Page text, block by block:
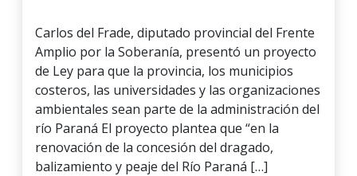
Carlos del Frade, diputado provincial del Frente
Amplio por la Soberanía, presentó un proyecto
de Ley para que la provincia, los municipios
costeros, las universidades y las organizaciones
ambientales sean parte de la administración del
río Paraná El proyecto plantea que “en la
renovación de la concesión del dragado,
balizamiento y peaje del Río Paraná […]